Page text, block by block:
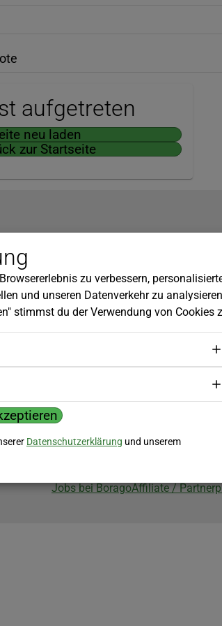
aufgetreten
neu laden
zur Startseite
Kundenservice
Widerrufsbelehrung
Versandkosten
Biozertifizierung
Borago ist biozertifiziert im Bereich
Jobs bei BoragoAffiliate /
zu verbessern,
und unseren Datenverkehr zu
stimmst du der Verwendung von Cookies
Datenschutzerklärung und unserem